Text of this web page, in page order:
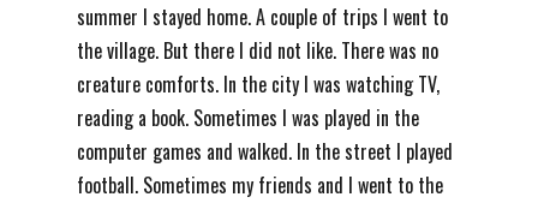
summer I stayed home. A couple of trips I went to
the village. But there I did not like. There was no
creature comforts. In the city I was watching TV,
reading a book. Sometimes I was played in the
computer games and walked. In the street I played
football. Sometimes my friends and I went to the